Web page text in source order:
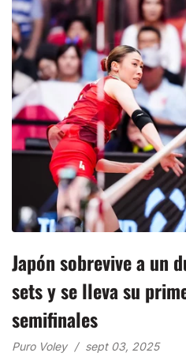
Japón sobrevive a un
sets y se lleva su
semifinales
Puro Voley sept 03, 2025